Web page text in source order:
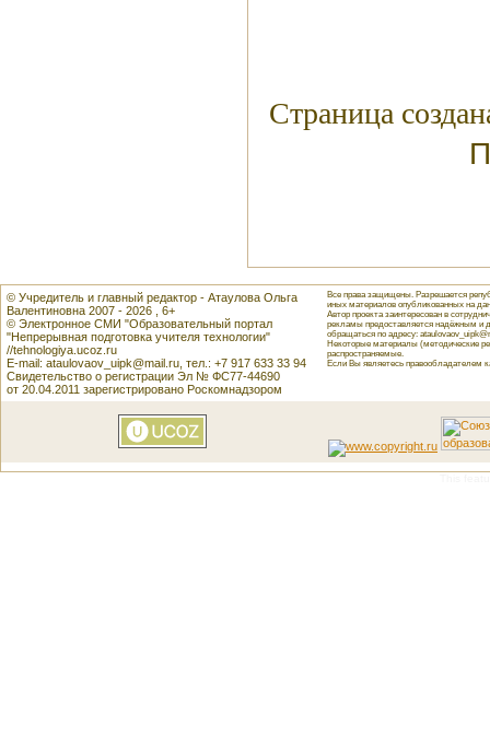
Страница
© Учредитель и главный редактор - Атаулова Ольга
Валентиновна 2007 - 2026 , 6+
© Электронное СМИ "Образовательный портал
"Непрерывная подготовка учителя технологии"
//tehnologiya.ucoz.ru
E-mail: ataulovaov_uipk@mail.ru, тел.: +7 917 633 33 94
Свидетельство о регистрации Эл № ФС77-44690
от 20.04.2011 зарегистрировано Роскомнадзором
Все права защищены. Разрешается
иных материалов опубликованных на
Автор проекта заинтересован в
рекламы предоставляется надёжным и
обращаться по адресу:
Некоторые материалы (методические
распространяемые.
Если Вы являетесь правообладателем